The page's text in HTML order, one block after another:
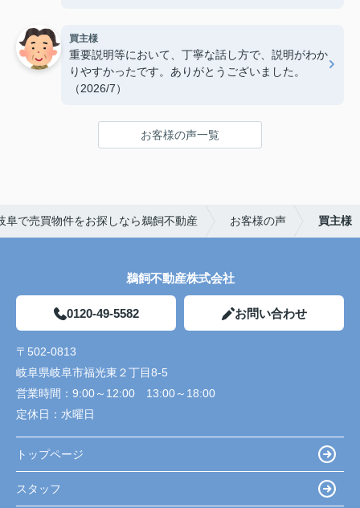
買主様
重要説明等において、丁寧な話し方で、説明がわか
りやすかったです。ありがとうございました。
（2026/7）
お客様の声一覧
阜で売買物件をお探しなら鵜飼不動産 お客様の声 買主様
鵜飼不動産株式会社
0120-49-5582 お問い合わせ
〒502-0813
岐阜県岐阜市福光東２丁目8-5
営業時間： 9:00～12:00 13:00～18:00
定休日： 水曜日
トップページ
スタッフ